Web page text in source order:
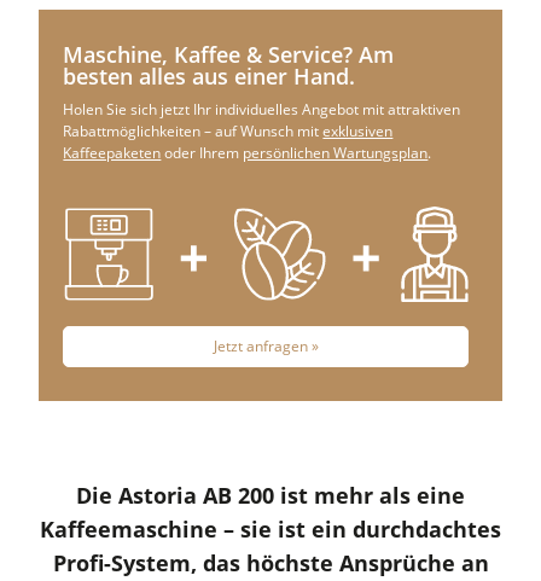
Maschine, Kaffee & Service? Am
besten alles aus einer Hand.
Holen Sie sich jetzt Ihr individuelles Angebot mit attraktiven
Rabattmöglichkeiten – auf Wunsch mitexklusiven
Kaffeepaketenoder Ihrem persönlichen Wartungsplan.
Jetzt anfragen »
Die Astoria AB 200 ist mehr als eine
Kaffeemaschine – sie ist ein durchdachtes
Profi-System, das höchste Ansprüche an